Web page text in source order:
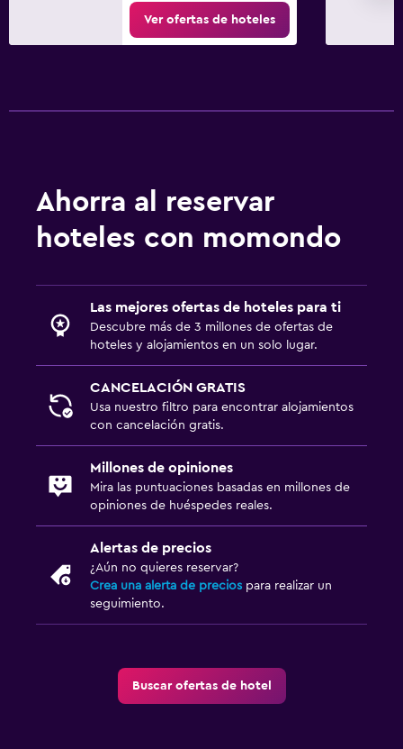
Ver ofertas de hoteles
Ahorra al reservar
hoteles con momondo
Las mejores ofertas de hoteles para ti
Descubre más de 3 millones de ofertas de
hoteles y alojamientos en un solo lugar.
CANCELACIÓN GRATIS
Usa nuestro filtro para encontrar alojamientos
con cancelación gratis.
Millones de opiniones
Mira las puntuaciones basadas en millones de
opiniones de huéspedes reales.
Alertas de precios
¿Aún no quieres reservar?
Crea una alerta de precios para realizar un
seguimiento.
Buscar ofertas de hotel